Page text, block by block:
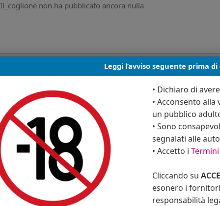
Il_coglione non ha pubblicato ancora nulla
Leggi l’avviso seguente prima
• Dichiaro di
• Acconsento
un pubblico
• Sono
segnalati alle
• Accetto i
Cliccando su
esonero i
responsabilità